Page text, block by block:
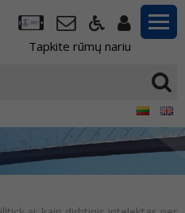
Tapkite rūmų nariu